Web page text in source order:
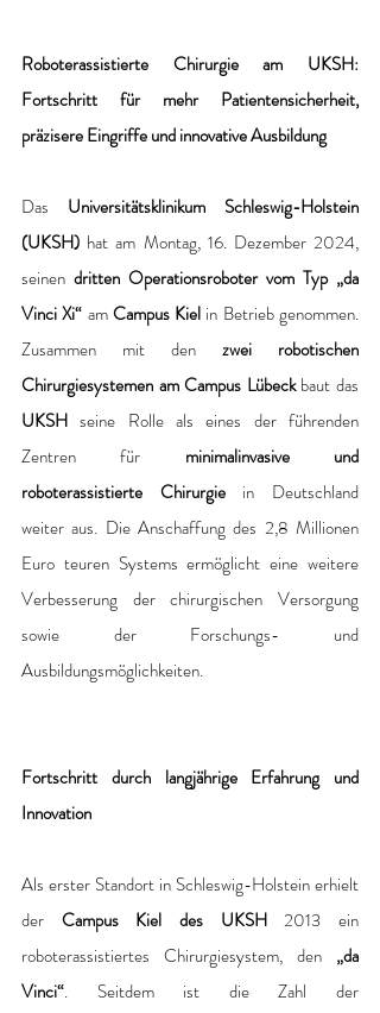
Roboterassistierte Chirurgie am UKSH:
Fortschritt für mehr Patientensicherheit,
präzisere Eingriffe und innovative Ausbildung
Das Universitätsklinikum Schleswig-Holstein
(UKSH) hat am Montag, 16. Dezember 2024,
seinen dritten Operationsroboter vom Typ „da
Vinci Xi“ am Campus Kiel in Betrieb genommen.
Zusammen mit den zwei robotischen
Chirurgiesystemen am Campus Lübeck
UKSH seine Rolle als eines der führenden
Zentren für minimalinvasive und
roboterassistierte Chirurgie in Deutschland
weiter aus. Die Anschaffung des 2,8 Millionen
Euro teuren Systems ermöglicht eine weitere
Verbesserung der chirurgischen Versorgung
sowie der Forschungs- und
Ausbildungsmöglichkeiten.
Fortschritt durch langjährige Erfahrung und
Innovation
Als erster Standort in Schleswig-Holstein erhielt
der Campus Kiel des UKSH 2013 ein
roboterassistiertes Chirurgiesystem, den „da
Vinci“. Seitdem ist die Zahl der